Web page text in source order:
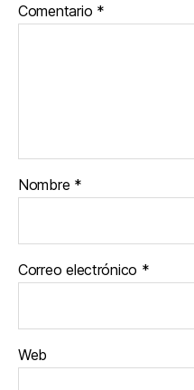
Comentario *
Nombre *
Correo electrónico *
Web